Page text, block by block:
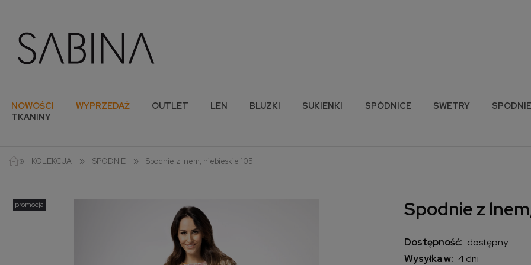
NOWOŚCI WYPRZEDAŻ OUTLET LEN BLUZKI SUKIENKI SPÓDNICE SWETRY
SPODNIE
TKANINY
» KOLEKCJA » SPODNIE » Spodnie z lnem, niebieskie 105
promocja Spodnie z
Dostępność: dostępny
Wysyłka w: 4 dni